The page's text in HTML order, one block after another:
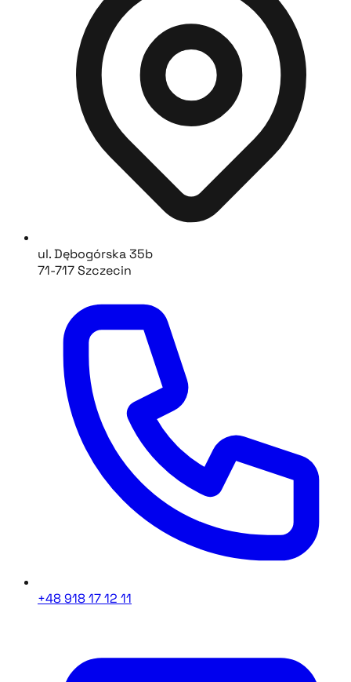
ul. Dębogórska 35b
71-717 Szczecin
+48 918 17 12 11